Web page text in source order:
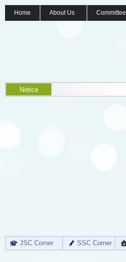
Home About Us Committee
Notice
JSC Corner SSC Corner